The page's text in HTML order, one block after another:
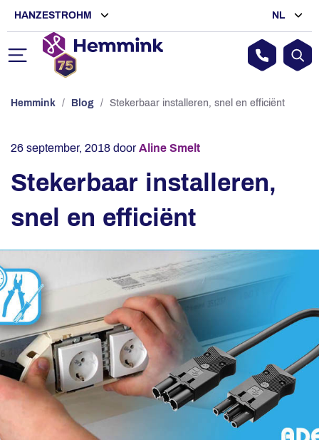
HANZESTROHM NL
Hemmink / Blog / Stekerbaar installeren, snel en efficiënt
26 september, 2018 doorAline Smelt
Stekerbaar installeren,
snel en efficiënt